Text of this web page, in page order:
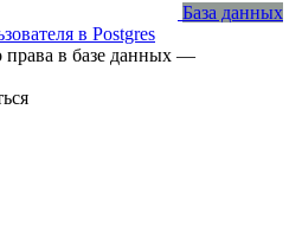
База данных
в Postgres
права в базе данных —